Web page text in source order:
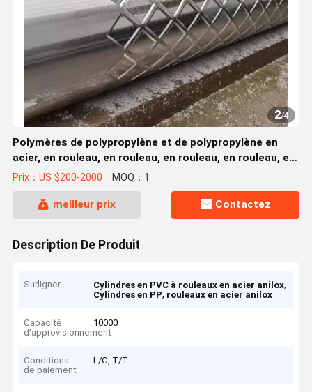
2/4
Polymères de polypropylène et de polypropylène en
acier, en rouleau, en rouleau, en rouleau, en rouleau, en
rouleau, en rouleau, en rouleau
Prix：US $200-2000 MOQ：1
meilleur prix Contactez
Description De Produit
Surligner Cylindres en PVC à rouleaux en acier anilox,
Cylindres en PP, rouleaux en acier anilox
Capacité
d'approvisionnement
10000
Conditions
de paiement
L/C, T/T